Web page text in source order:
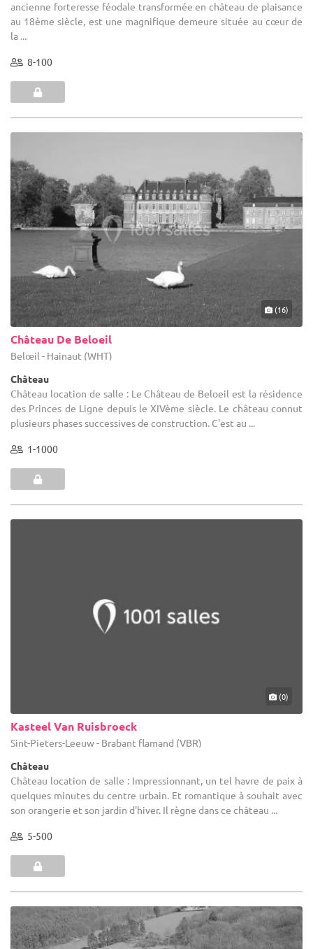
ancienne forteresse féodale transformée en château de plaisance
au 18ème siècle, est une magnifique demeure située au cœur de
la ...
8-100
(16)
Château De Beloeil
Belœil - Hainaut (WHT)
Château
Château location de salle : Le Château de Beloeil est la résidence
des Princes de Ligne depuis le XIVème siècle. Le château connut
plusieurs phases successives de construction. C'est au ...
1-1000
(0)
Kasteel Van Ruisbroeck
Sint-Pieters-Leeuw - Brabant flamand (VBR)
Château
Château location de salle : Impressionnant, un tel havre de paix à
quelques minutes du centre urbain. Et romantique à souhait avec
son orangerie et son jardin d'hiver. Il règne dans ce château ...
5-500